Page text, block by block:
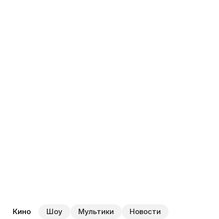
Кино Шоу Мультики Новости